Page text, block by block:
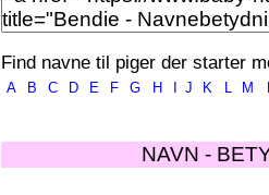
Find navne til piger der starter
A B C D E F G H J K L M
NAVN -